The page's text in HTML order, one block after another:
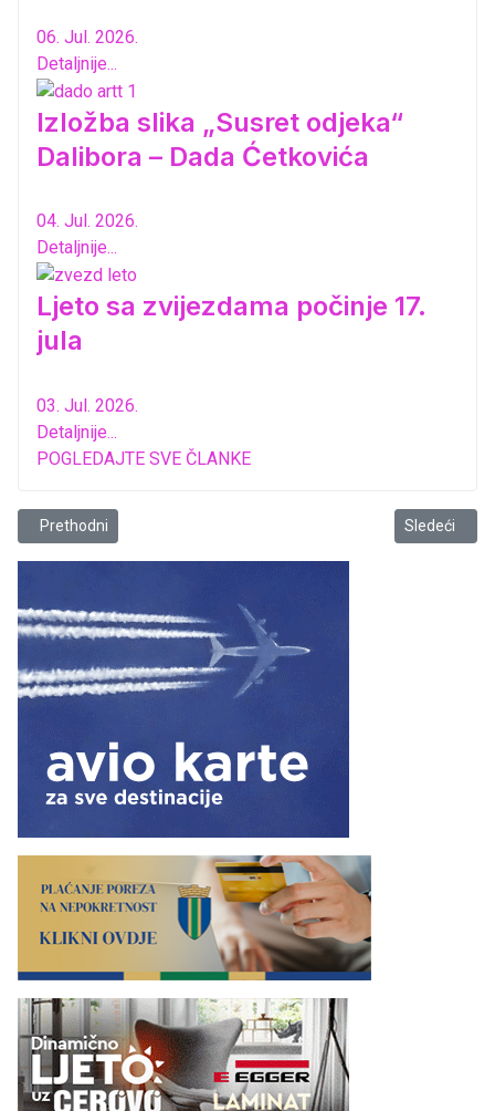
06. Jul. 2026.
Detaljnije...
Izložba slika „Susret odjeka“
Dalibora – Dada Ćetkovića
04. Jul. 2026.
Detaljnije...
Ljeto sa zvijezdama počinje 17.
jula
03. Jul. 2026.
Detaljnije...
POGLEDAJTE SVE ČLANKE
Prethodni članak: Najava programa 39. Međunarodnog festivala
Prethodni Sledeći
Sledeći